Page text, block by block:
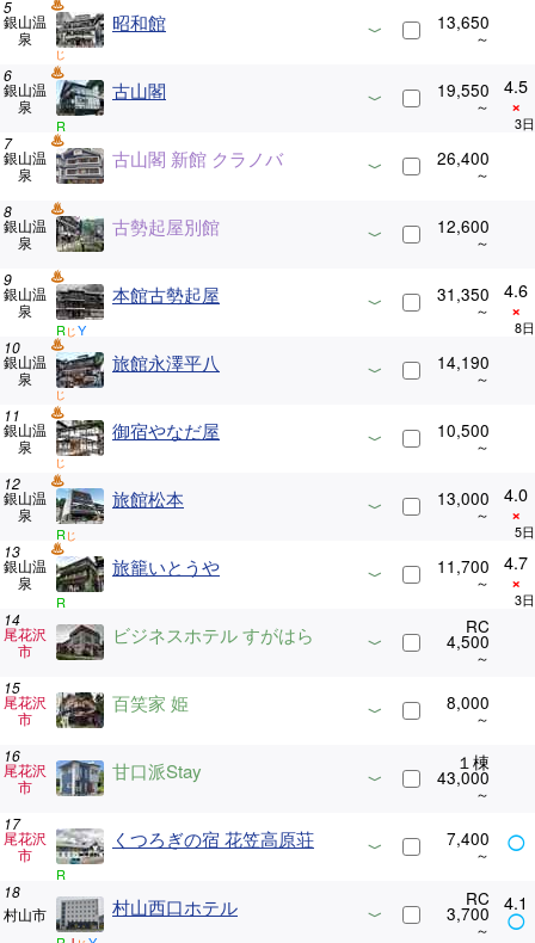
銀山温
泉
昭和館
じ
13,650
銀山温
泉
古山閣
R
19,550 4.5
×
銀山温
泉
古山閣 新館 クラノバ 26,400
銀山温
泉
古勢起屋別館 12,600
銀山温
泉
本館古勢起屋
R じ Y
31,350 4.6
×
銀山温
泉
旅館永澤平八
じ
14,190
銀山温
泉
御宿やなだ屋
じ
10,500
銀山温
泉
旅館松本
R じ
13,000 4.0
×
銀山温
泉
旅籠いとうや
R
11,700 4.7
×
尾花沢
市
ビジネスホテル すがはら RC
4,500
尾花沢
市
百笑家 姫 8,000
尾花沢
市
甘口派Stay １棟
43,000
尾花沢
市
くつろぎの宿 花笠高原荘
R
7,400 ◯
村山市 村山西口ホテル RC
3,700 4.1
◯